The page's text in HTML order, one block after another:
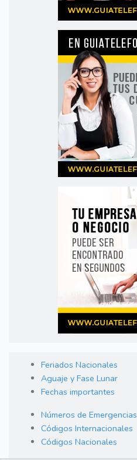
Feriados Nacionales
Aguaje y Fase Lunar
Fechas importantes
Números de Emergencias
Códigos Internacionales
Códigos Nacionales